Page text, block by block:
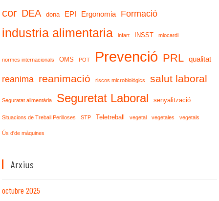
cor DEA dona EPI Ergonomia Formació
industria alimentaria infart INSST miocardi
normes internacionals OMS POT Prevenció PRL qualitat
reanima reanimació riscos microbiològics salut laboral
Seguratat alimentària Seguretat Laboral senyalització
Situacions de Treball Perilloses STP Teletreball vegetal vegetales vegetals
Ús d'de màquines
Arxius
octubre 2025